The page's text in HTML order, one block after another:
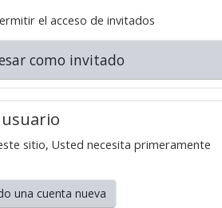
el acceso de invitados
como invitado
sitio, Usted necesita primeramente
una cuenta nueva